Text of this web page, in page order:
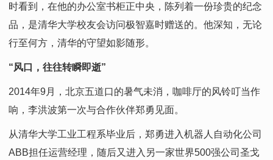
时看到，在他的办公室书柜正中央，陈列着一份珍贵的纪念
品，是清华大学校友会访问极智嘉时赠送的。他深知，无论
行至何方，清华的守望如影随形。
“风口，往往转瞬即逝”
2014年9月，北京五道口的暑气未消，咖啡厅的风铃叮当作
响，李洪波第一次与合作伙伴郑勇见面。
从清华大学工业工程系毕业后，郑勇进入机器人自动化公司
ABB担任运营经理，随后又进入另一家世界500强公司圣戈